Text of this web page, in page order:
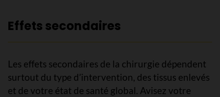
Effets secondaires
Les effets secondaires de la chirurgie dépendent
surtout du type d’intervention, des tissus enlevés
et de votre état de santé global. Avisez votre